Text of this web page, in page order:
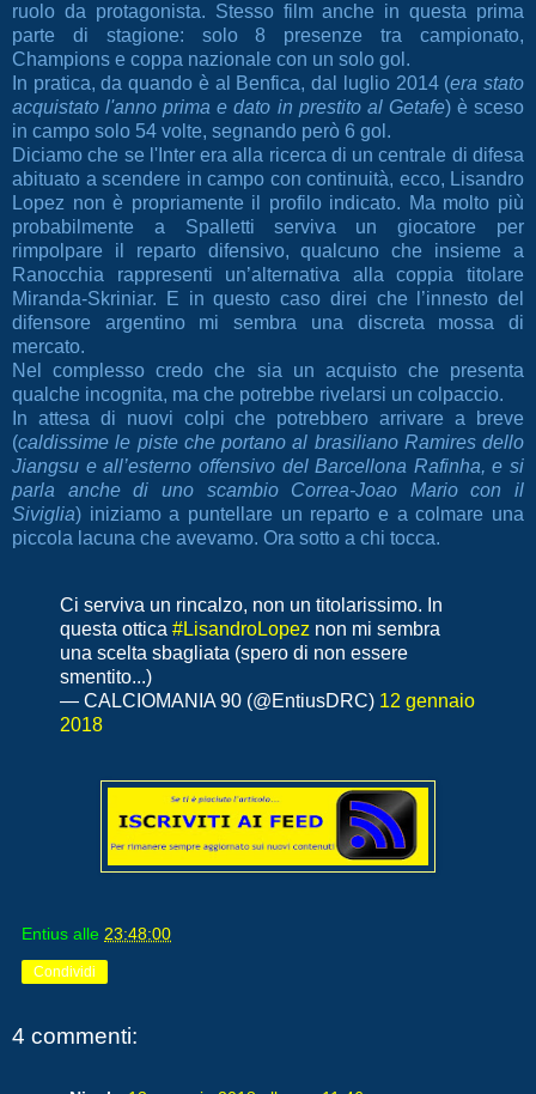
ruolo da protagonista. Stesso film anche in questa prima
parte di stagione: solo 8 presenze tra campionato,
Champions e coppa nazionale con un solo gol.
In pratica, da quando è al Benfica, dal luglio 2014 (era stato
acquistato l'anno prima e dato in prestito al Getafe) è sceso
in campo solo 54 volte, segnando però 6 gol.
Diciamo che se l'Inter era alla ricerca di un centrale di difesa
abituato a scendere in campo con continuità, ecco, Lisandro
Lopez non è propriamente il profilo indicato. Ma molto più
probabilmente a Spalletti serviva un giocatore per
rimpolpare il reparto difensivo, qualcuno che insieme a
Ranocchia rappresenti un’alternativa alla coppia titolare
Miranda-Skriniar. E in questo caso direi che l’innesto del
difensore argentino mi sembra una discreta mossa di
mercato.
Nel complesso credo che sia un acquisto che presenta
qualche incognita, ma che potrebbe rivelarsi un colpaccio.
In attesa di nuovi colpi che potrebbero arrivare a breve
(caldissime le piste che portano al brasiliano Ramires dello
Jiangsu e all’esterno offensivo del Barcellona Rafinha, e si
parla anche di uno scambio Correa-Joao Mario con il
Siviglia) iniziamo a puntellare un reparto e a colmare una
piccola lacuna che avevamo. Ora sotto a chi tocca.
Ci serviva un rincalzo, non un titolarissimo. In
questa ottica #LisandroLopez non mi sembra
una scelta sbagliata (spero di non essere
smentito...)
— CALCIOMANIA 90 (@EntiusDRC) 12 gennaio
2018
Entius alle 23:48:00
Condividi
4 commenti: